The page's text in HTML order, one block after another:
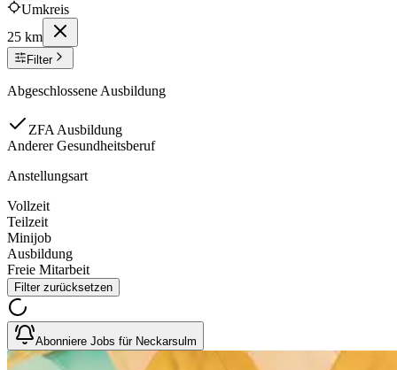
Umkreis
25 km
Filter
Abgeschlossene Ausbildung
ZFA Ausbildung
Anderer Gesundheitsberuf
Anstellungsart
Vollzeit
Teilzeit
Minijob
Ausbildung
Freie Mitarbeit
Filter zurücksetzen
Abonniere Jobs für Neckarsulm